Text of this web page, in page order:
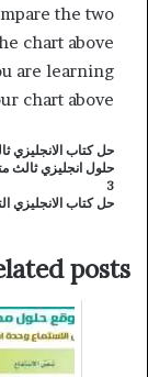
the two
chart above.
are learning
chart above.
حل كتاب الانجليزي ثالث
3
حل كتاب الانجليزي
posts: